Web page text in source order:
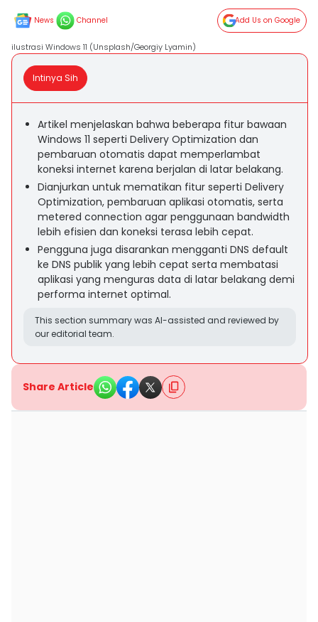
News Channel Add Us on Google
ilustrasi Windows 11 (Unsplash/Georgiy Lyamin)
Intinya Sih
Artikel menjelaskan bahwa beberapa fitur bawaan
Windows 11 seperti Delivery Optimization dan
pembaruan otomatis dapat memperlambat
koneksi internet karena berjalan di latar belakang.
Dianjurkan untuk mematikan fitur seperti Delivery
Optimization, pembaruan aplikasi otomatis, serta
metered connection agar penggunaan bandwidth
lebih efisien dan koneksi terasa lebih cepat.
Pengguna juga disarankan mengganti DNS default
ke DNS publik yang lebih cepat serta membatasi
aplikasi yang menguras data di latar belakang demi
performa internet optimal.
This section summary was AI-assisted and reviewed by
our editorial team.
Share Article